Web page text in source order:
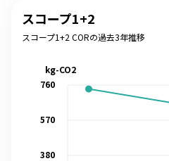
スコープ1+2
スコープ1+2 CORの過去3年推移
380
570
760
kg-CO2